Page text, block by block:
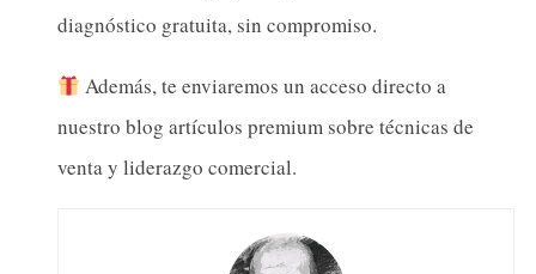
diagnóstico gratuita, sin compromiso.
Además, te enviaremos un acceso directo a
nuestro blog artículos premium sobre técnicas de
venta y liderazgo comercial.